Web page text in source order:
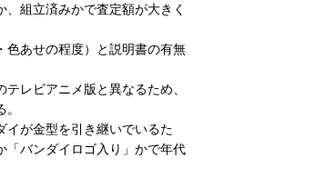
、組立済みかで査定額が大きく
色あせの程度）と説明書の有無
レビアニメ版と異なるため、
イが金型を引き継いでいるた
「バンダイロゴ入り」かで年代